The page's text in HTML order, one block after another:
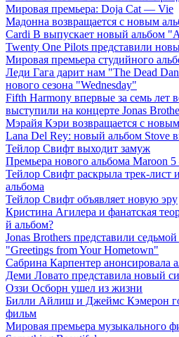
Мировая премьера: Doja Cat — Vie
Мадонна возвращается с новым
Cardi B выпускает новый альбом
Twenty One Pilots представили
Мировая премьера студийного
Леди Гага дарит нам "The Dead
нового сезона "Wednesday"
Fifth Harmony впервые за семь лет
выступили на концерте Jonas
Мэрайя Кэри возвращается с
Lana Del Rey: новый альбом Stove
Тейлор Свифт выходит замуж
Премьера нового альбома Maroon
Тейлор Свифт раскрыла трек-лист
альбома
Тейлор Свифт объявляет новую эру
Кристина Агилера и фанатская
й альбом?
Jonas Brothers представили
"Greetings from Your Hometown"
Сабрина Карпентер анонсировала
Деми Ловато представила новый
Оззи Осборн ушел из жизни
Билли Айлиш и Джеймс Кэмерон
фильм
Мировая премьера музыкального